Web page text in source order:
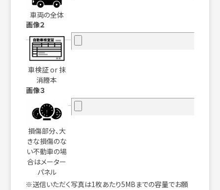
車両の全体
画像２
車検証 or 抹
消謄本
画像３
損傷部分、大
きな損傷のな
い不動車の場
合はメーター
パネル
※送信いただく写真は1枚あたり5MBまでの容量でお願